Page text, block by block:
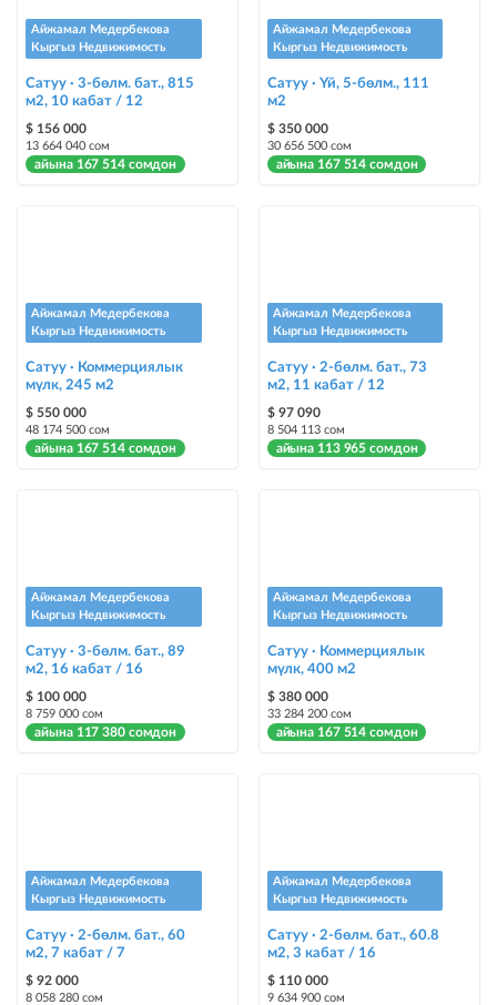
@house_kg Instagram аккаунтуна жана Telegram каналына жарыя
жайгаштыруу + Instagramдагы акы төлөнүүчү жарнама
Түс менен белгилөө
жарыялардын арасында башка түстө бөлүп көрсөтүлөт
бөлүмүндө көрсөтүлөт
Чаптамалар
Опциялары бар жаркыраган стикерлер сиздин мүлкүңүздү
башкалардан өзгөчөлөнтүп, аны тезирээк сатууга жардам берет
Айжамал Медербекова
Кыргыз Недвижимость
Сатуу · 3-бөлм. бат., 815
м2, 10 кабат / 12
$ 156 000
13 664 040 сом
айына 167 514 сомдон
Айжамал Медербекова
Кыргыз Недвижимость
Сатуу · Үй, 5-бөлм., 111
м2
$ 350 000
30 656 500 сом
айына 167 514 сомдон
Айжамал Медербекова
Кыргыз Недвижимость
Сатуу · Коммерциялык
мүлк, 245 м2
$ 550 000
48 174 500 сом
айына 167 514 сомдон
Айжамал Медербекова
Кыргыз Недвижимость
Сатуу · 2-бөлм. бат., 73
м2, 11 кабат / 12
$ 97 090
8 504 113 сом
айына 113 965 сомдон
Айжамал Медербекова
Кыргыз Недвижимость
Сатуу · 3-бөлм. бат., 89
м2, 16 кабат / 16
$ 100 000
8 759 000 сом
айына 117 380 сомдон
Айжамал Медербекова
Кыргыз Недвижимость
Сатуу · Коммерциялык
мүлк, 400 м2
$ 380 000
33 284 200 сом
айына 167 514 сомдон
Айжамал Медербекова
Кыргыз Недвижимость
Сатуу · 2-бөлм. бат., 60
м2, 7 кабат / 7
$ 92 000
8 058 280 сом
Айжамал Медербекова
Кыргыз Недвижимость
Сатуу · 2-бөлм. бат., 60.8
м2, 3 кабат / 16
$ 110 000
9 634 900 сом